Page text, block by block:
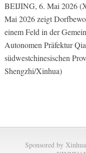
BEIJING, 6. Mai 2026
Mai 2026 zeigt
einem Feld in der
Autonomen Präfektur
südwestchinesischen
Shengzhi/Xinhua)
Sponsored by